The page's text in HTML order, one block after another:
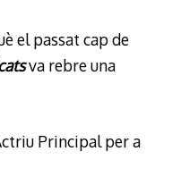
el passat cap de
va rebre una
Principal per a